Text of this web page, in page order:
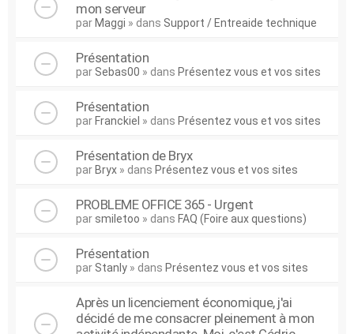
mon serveur
par Maggi » dans Support / Entreaide technique
Présentation
par Sebas00 » dans Présentez vous et vos sites
Présentation
par Franckiel » dans Présentez vous et vos sites
Présentation de Bryx
par Bryx » dans Présentez vous et vos sites
PROBLEME OFFICE 365 - Urgent
par smiletoo » dans FAQ (Foire aux questions)
Présentation
par Stanly » dans Présentez vous et vos sites
Après un licenciement économique, j'ai
décidé de me consacrer pleinement à mon